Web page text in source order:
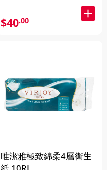
$40.00
唯潔雅極致綿柔4層衛生